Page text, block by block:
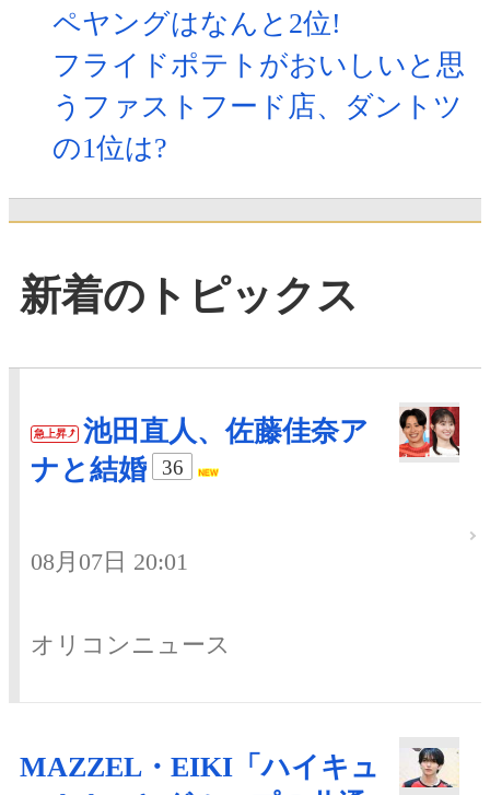
ペヤングはなんと2位!
フライドポテトがおいしいと思
うファストフード店、ダントツ
の1位は?
新着のトピックス
急上昇
池田直人、佐藤佳奈ア
ナと結婚
36
08月07日 20:01
オリコンニュース
MAZZEL・EIKI「ハイキュ